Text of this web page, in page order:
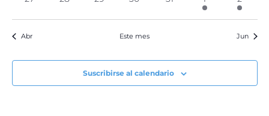
evento
evento
Abr Este mes Jun
Suscribirse al calendario